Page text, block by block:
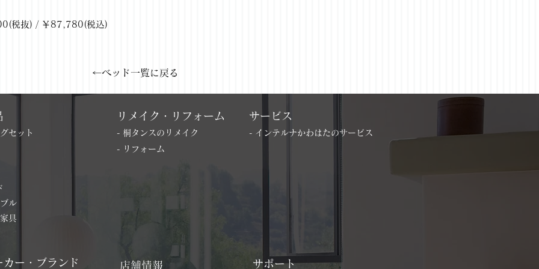
税抜) / ￥87,780(税込)
←ベッド一覧に戻る
セット
ル
リメイク・リフォーム
- 桐タンスのリメイク
サービス
- インテルナかわはたのサービス
- リフォーム
具
カー・ブランド 店舗情報 サポート